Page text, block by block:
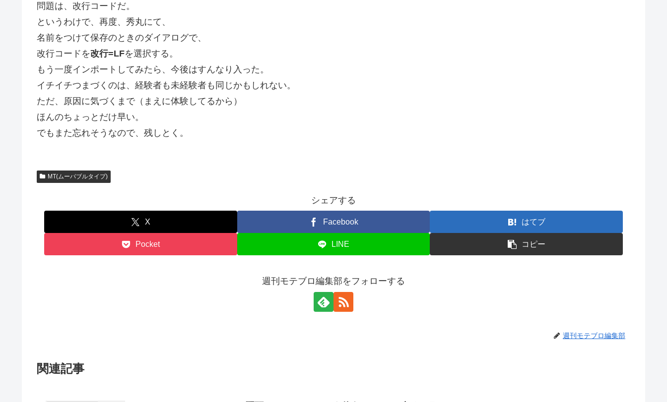
問題は、改行コードだ。
というわけで、再度、秀丸にて、
名前をつけて保存のときのダイアログで、
改行コードを改行=LFを選択する。
もう一度インポートしてみたら、今後はすんなり入った。
イチイチつまづくのは、経験者も未経験者も同じかもしれない。
ただ、原因に気づくまで（まえに体験してるから）
ほんのちょっとだけ早い。
でもまた忘れそうなので、残しとく。
MT(ムーバブルタイプ)
シェアする
X Facebook はてブ
Pocket LINE コピー
週刊モテブロ編集部をフォローする
週刊モテブロ編集部
関連記事